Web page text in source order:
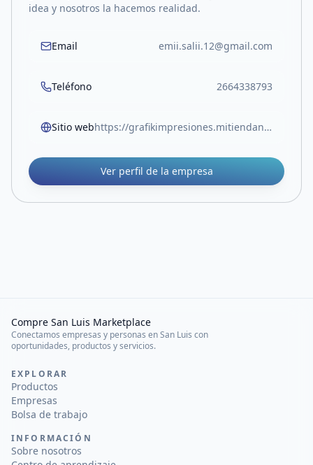
idea y nosotros la hacemos realidad.
Email emii.salii.12@gmail.com
Teléfono 2664338793
Sitio web https://grafikimpresiones.mitiendanube.com/
Ver perfil de la empresa
Compre San Luis Marketplace
Conectamos empresas y personas en San Luis con
oportunidades, productos y servicios.
EXPLORAR
Productos
Empresas
Bolsa de trabajo
INFORMACIÓN
Sobre nosotros